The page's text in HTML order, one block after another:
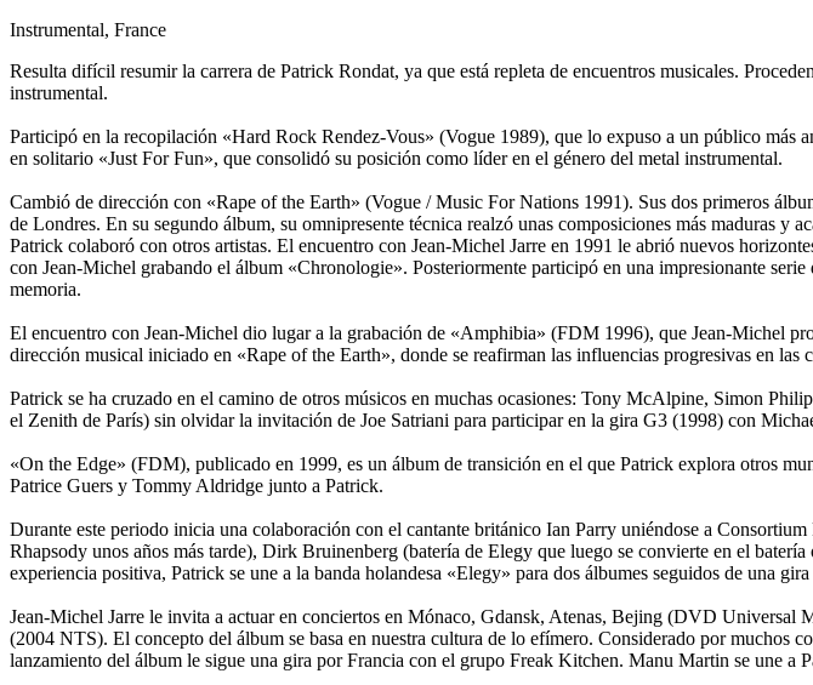
Instrumental, France
Resulta difícil resumir la carrera de Patrick Rondat, ya que está repleta de encuentros musicales.
instrumental.
Participó en la recopilación «Hard Rock Rendez-Vous» (Vogue 1989), que lo expuso a un público
en solitario «Just For Fun», que consolidó su posición como líder en el género del metal instrumental.
Cambió de dirección con «Rape of the Earth» (Vogue / Music For Nations 1991). Sus dos primeros
de Londres. En su segundo álbum, su omnipresente técnica realzó unas composiciones más maduras y
Patrick colaboró con otros artistas. El encuentro con Jean-Michel Jarre en 1991 le abrió nuevos
con Jean-Michel grabando el álbum «Chronologie». Posteriormente participó en una impresionante
memoria.
El encuentro con Jean-Michel dio lugar a la grabación de «Amphibia» (FDM 1996), que Jean-Michel
dirección musical iniciado en «Rape of the Earth», donde se reafirman las influencias progresivas en
Patrick se ha cruzado en el camino de otros músicos en muchas ocasiones: Tony McAlpine, Simon
el Zenith de París) sin olvidar la invitación de Joe Satriani para participar en la gira G3 (1998) con
«On the Edge» (FDM), publicado en 1999, es un álbum de transición en el que Patrick explora otros
Patrice Guers y Tommy Aldridge junto a Patrick.
Durante este periodo inicia una colaboración con el cantante británico Ian Parry uniéndose a
Rhapsody unos años más tarde), Dirk Bruinenberg (batería de Elegy que luego se convierte en el
experiencia positiva, Patrick se une a la banda holandesa «Elegy» para dos álbumes seguidos de una
Jean-Michel Jarre le invita a actuar en conciertos en Mónaco, Gdansk, Atenas, Bejing (DVD
(2004 NTS). El concepto del álbum se basa en nuestra cultura de lo efímero. Considerado por muchos
lanzamiento del álbum le sigue una gira por Francia con el grupo Freak Kitchen. Manu Martin se une a